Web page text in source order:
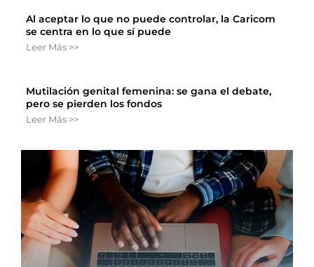
Al aceptar lo que no puede controlar, la Caricom
se centra en lo que sí puede
Leer Más >>
Mutilación genital femenina: se gana el debate,
pero se pierden los fondos
Leer Más >>